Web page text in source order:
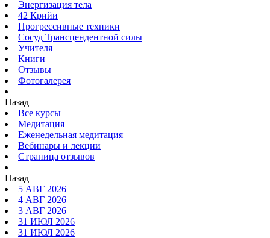
Энергизация тела
42 Крийи
Прогрессивные техники
Сосуд Трансцендентной силы
Учителя
Книги
Отзывы
Фотогалерея
Назад
Все курсы
Медитация
Еженедельная медитация
Вебинары и лекции
Страница отзывов
Назад
5 АВГ 2026
4 АВГ 2026
3 АВГ 2026
31 ИЮЛ 2026
31 ИЮЛ 2026